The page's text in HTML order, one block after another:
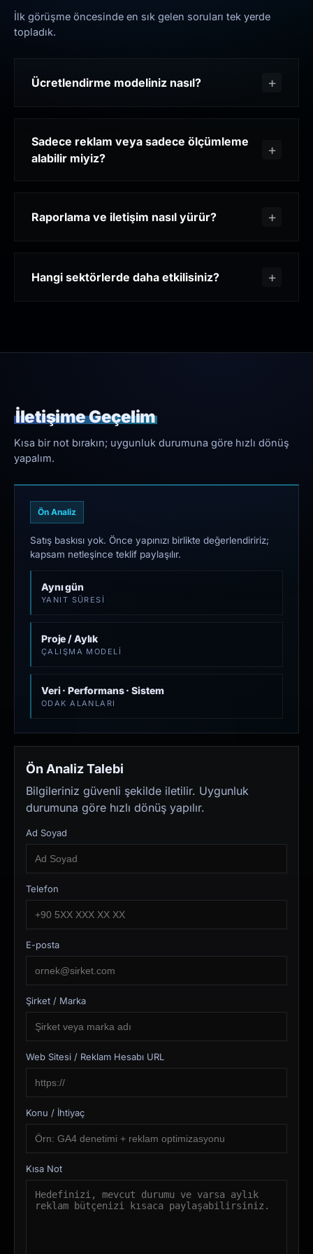
İlk görüşme öncesinde en sık gelen soruları tek yerde
topladık.
Ücretlendirme modeliniz nasıl?
Sadece reklam veya sadece ölçümleme
alabilir miyiz?
Raporlama ve iletişim nasıl yürür?
Hangi sektörlerde daha etkilisiniz?
İletişime Geçelim
Kısa bir not bırakın; uygunluk durumuna göre hızlı dönüş
yapalım.
Ön Analiz
Satış baskısı yok. Önce yapınızı birlikte değerlendiririz;
kapsam netleşince teklif paylaşılır.
Aynı gün
YANIT SÜRESI
Proje / Aylık
ÇALIŞMA MODELI
Veri · Performans · Sistem
ODAK ALANLARI
Ön Analiz Talebi
Bilgileriniz güvenli şekilde iletilir. Uygunluk
durumuna göre hızlı dönüş yapılır.
Ad Soyad
Telefon
E-posta
Şirket / Marka
Web Sitesi / Reklam Hesabı URL
Konu / İhtiyaç
Kısa Not